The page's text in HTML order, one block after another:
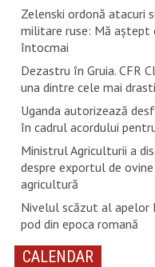
Zelenski ordonă atacuri
militare ruse: Mă aştept
întocmai
Dezastru în Gruia. CFR
una dintre cele mai
Uganda autorizează
în cadrul acordului
Ministrul Agriculturii a
despre exportul de
agricultură
Nivelul scăzut al apelor
pod din epoca romană
CALENDAR